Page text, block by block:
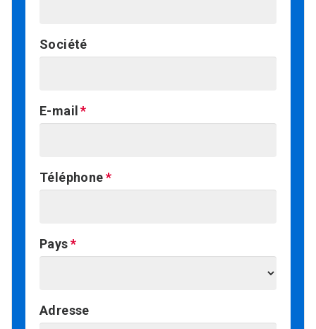
Société
E-mail
Téléphone
Pays
Adresse